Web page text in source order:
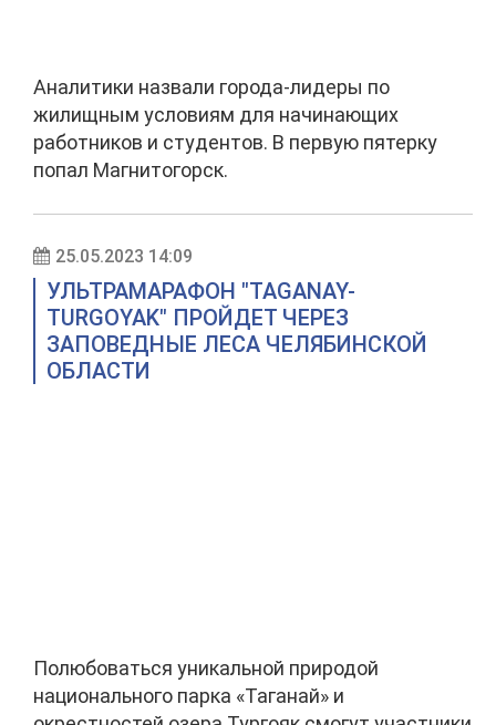
Аналитики назвали города-лидеры по
жилищным условиям для начинающих
работников и студентов. В первую пятерку
попал Магнитогорск.
25.05.2023 14:09
УЛЬТРАМАРАФОН "TAGANAY-
TURGOYAK" ПРОЙДЕТ ЧЕРЕЗ
ЗАПОВЕДНЫЕ ЛЕСА ЧЕЛЯБИНСКОЙ
ОБЛАСТИ
Полюбоваться уникальной природой
национального парка «Таганай» и